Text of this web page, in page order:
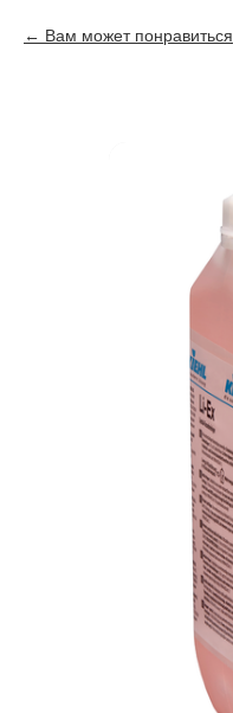
Вам может понравиться